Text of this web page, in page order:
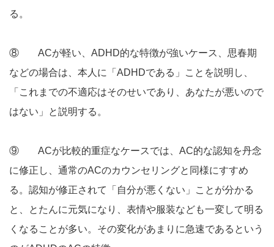
る。
⑧ ACが軽い、ADHD的な特徴が強いケース、思春期
などの場合は、本人に「ADHDである」ことを説明し、
「これまでの不適応はそのせいであり、あなたが悪いので
はない」と説明する。
⑨ ACが比較的重症なケースでは、AC的な認知を丹念
に修正し、通常のACのカウンセリングと同様にすすめ
る。認知が修正されて「自分が悪くない」ことが分かる
と、とたんに元気になり、表情や服装なども一変して明る
くなることが多い。その変化があまりに急速であるという